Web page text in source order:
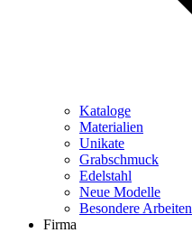
Kataloge
Materialien
Unikate
Grabschmuck
Edelstahl
Neue Modelle
Besondere Arbeiten
Firma